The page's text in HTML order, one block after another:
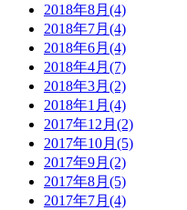
2018年8月(4)
2018年7月(4)
2018年6月(4)
2018年4月(7)
2018年3月(2)
2018年1月(4)
2017年12月(2)
2017年10月(5)
2017年9月(2)
2017年8月(5)
2017年7月(4)